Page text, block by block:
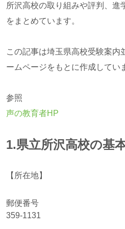
所沢高校の取り組みや評判、進
をまとめています。
この記事は埼玉県高校受験案内
ームページをもとに作成してい
参照
声の教育者HP
1.県立所沢高校の基
【所在地】
郵便番号
359-1131